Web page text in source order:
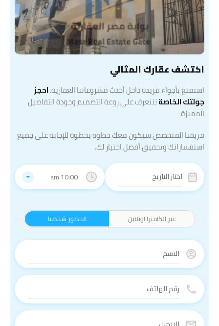
10:00 am
الحضور شخصيا عبر الكاميرا اونلاين
اكتشف عقارك المثالي
استمتع بأجواء فريدة داخل أحدث مشروعاتنا العقارية.احجز
جولتك الخاصةلتتعرف على روعة التصميم وجودة التفاصيل
المميزة.
فريقنا المتخصص سيكون معك خطوة بخطوة للإجابة على جميع
استفساراتك وتحقيق أفضل اختيار لك.